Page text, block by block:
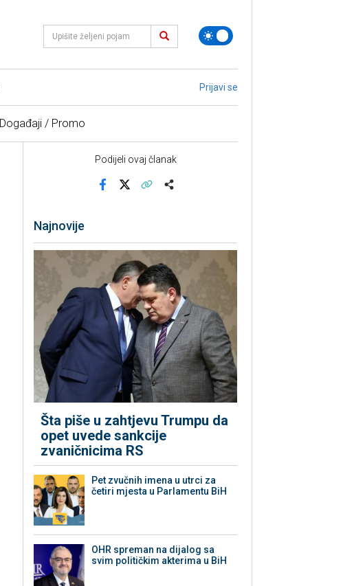
Prijavi se
Događaji / Promo
Podijeli ovaj članak
Najnovije
Šta piše u zahtjevu Trumpu da
opet uvede sankcije
zvaničnicima RS
Pet zvučnih imena u utrci za
četiri mjesta u Parlamentu BiH
OHR spreman na dijalog sa
svim političkim akterima u BiH